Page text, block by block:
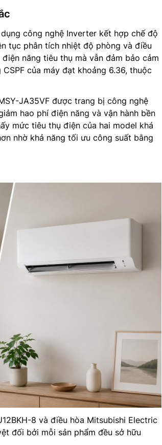
dụng công nghệ Inverter kết hợp chế độ
tục phân tích nhiệt độ phòng và điều
năng tiêu thụ mà vẫn đảm bảo cảm
của máy đạt khoảng 6.36, thuộc
JA35VF được trang bị công nghệ
hao phí điện năng và vận hành bền
mức tiêu thụ điện của hai model khá
nhờ khả năng tối ưu công suất bằng
8 và điều hòa Mitsubishi Electric
đối bởi mỗi sản phẩm đều sở hữu